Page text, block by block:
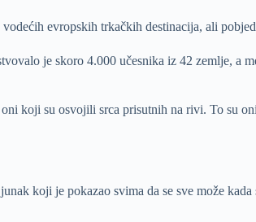
evropskih trkačkih destinacija, ali
je skoro 4.000 učesnika iz 42 zemlje,
koji su osvojili srca prisutnih na rivi. To su
koji je pokazao svima da se sve može